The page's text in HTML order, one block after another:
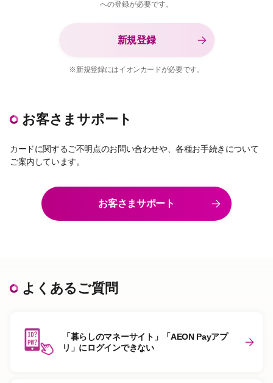
への登録が必要です。
新規登録
※新規登録にはイオンカードが必要です。
お客さまサポート
カードに関するご不明点のお問い合わせや、各種お手続きについて
ご案内しています。
お客さまサポート
よくあるご質問
「暮らしのマネーサイト」「AEON Payアプ
リ」にログインできない